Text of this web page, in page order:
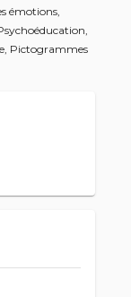
émotions,
Pictogrammes